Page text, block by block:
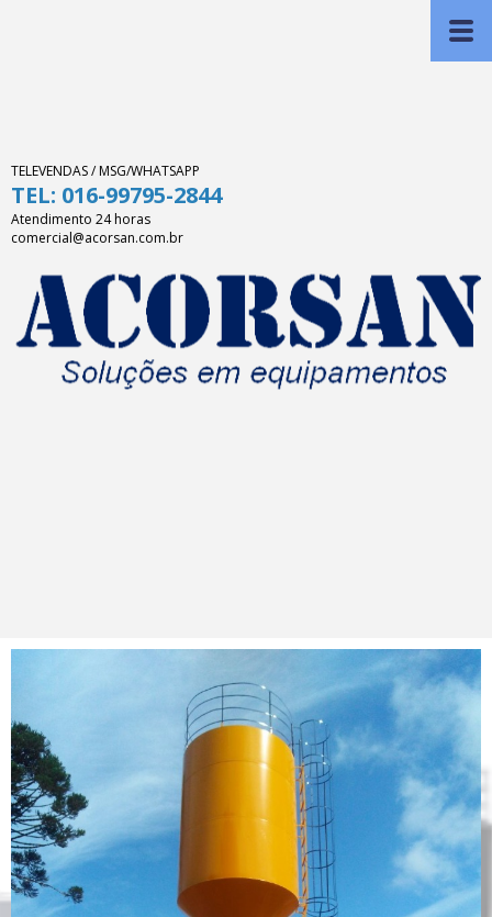
TELEVENDAS / MSG/WHATSAPP
TEL: 016-99795-2844
Atendimento 24 horas
comercial@acorsan.com.br